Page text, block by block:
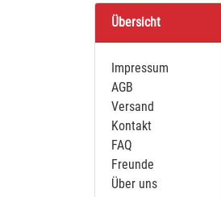
Übersicht
Impressum
AGB
Versand
Kontakt
FAQ
Freunde
Über uns